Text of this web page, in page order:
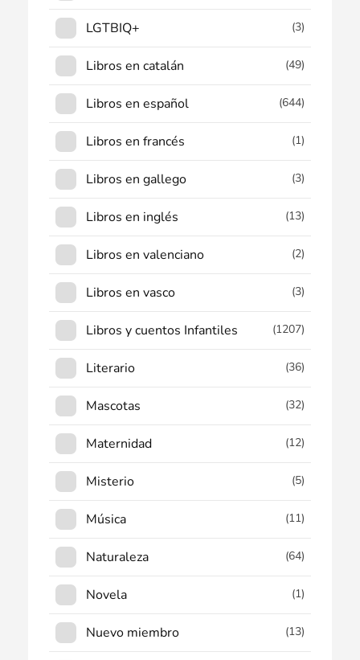
LGTBIQ+ (3)
Libros en catalán (49)
Libros en español (644)
Libros en francés (1)
Libros en gallego (3)
Libros en inglés (13)
Libros en valenciano (2)
Libros en vasco (3)
Libros y cuentos Infantiles (1207)
Literario (36)
Mascotas (32)
Maternidad (12)
Misterio (5)
Música (11)
Naturaleza (64)
Novela (1)
Nuevo miembro (13)